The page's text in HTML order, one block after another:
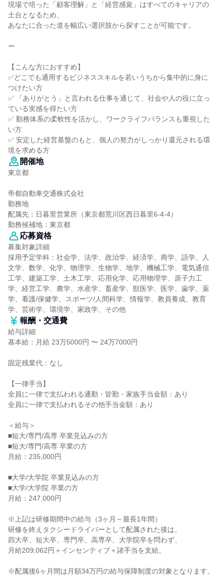
現場で培った「顧客理解」と「経営感覚」はすべてのキャリアの
土台となるため、
あなたに合った道を幅広い選択肢から探すことが可能です。
ー
【こんな方におすすめ】
✅どこでも通用するビジネススキルを若いうちから集中的に身に
つけたい方
✅ 「ありがとう」と言われる仕事を通じて、社会や人の役に立っ
ている実感を得たい方
✅ 勤務体系の柔軟性を活かし、ワークライフバランスも重視した
い方
✅ 安定した経営基盤のもと、個人の努力がしっかり還元される環
境を求める方
開催地
東京都
帝都自動車交通株式会社
勤務地
配属先：日暮里営業所（東京都荒川区西日暮里6-4-4）
勤務候補地：東京都
応募資格
募集対象詳細
採用予定学科：社会学、法学、政治学、経済学、商学、語学、人
文学、数学、化学、物理学、生物学、地学、機械工学、電気通信
工学、建築工学、土木工学、応用化学、応用物理学、原子力工
学、経営工学、農学、水産学、畜産学、獣医学、医学、歯学、薬
学、看護/保健学、スポーツ/人間科学、情報学、教員養成、教育
学、芸術学、環境学、家政学、その他
報酬・交通費
給与詳細
基本給：月給 23万5000円 〜 24万7000円
固定残業代：なし
【一律手当】
全員に一律で支払われる通勤・皆勤・家族手当金額：あり
全員に一律で支払われるその他手当金額：あり
＜給与＞
■短大/専門/高専 卒業見込みの方
■短大/専門/高専 卒業の方
月給：235,000円
■大学/大学院 卒業見込みの方
■大学/大学院 卒業の方
月給：247,000円
※上記は研修期間中の給与（3ヶ月～最長1年間）
研修を終えタクシードライバーとして配属された後は、
四大卒、短大卒、専門卒、高専卒、大学院卒を問わず、
月給209,062円＋インセンティブ＋諸手当を支給。
※配属後6ヶ月間は月額34万円の給与保障制度の対象となります。